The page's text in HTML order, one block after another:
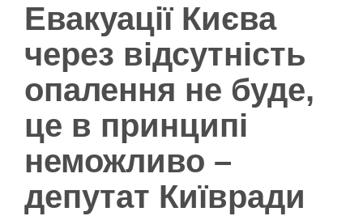
Евакуації Києва
через відсутність
опалення не буде,
це в принципі
неможливо –
депутат Київради